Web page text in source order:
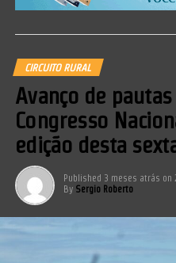
CIRCUITO RURAL
Avanço de
Congresso
edição desta
Published 3 meses atrás on
By Sergio Roberto